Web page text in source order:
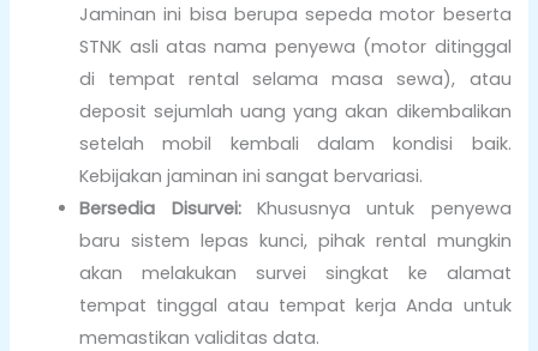
Jaminan ini bisa berupa sepeda motor beserta
STNK asli atas nama penyewa (motor ditinggal
di tempat rental selama masa sewa), atau
deposit sejumlah uang yang akan dikembalikan
setelah mobil kembali dalam kondisi baik.
Kebijakan jaminan ini sangat bervariasi.
Bersedia Disurvei:Khususnya untuk penyewa
baru sistem lepas kunci, pihak rental mungkin
akan melakukan survei singkat ke alamat
tempat tinggal atau tempat kerja Anda untuk
memastikan validitas data.